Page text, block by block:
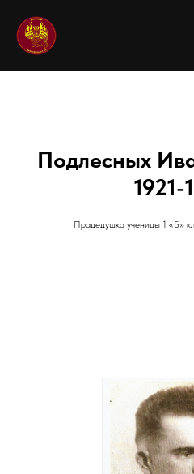
Подлесных
1921-
Прадедушка ученицы 1 «Б»